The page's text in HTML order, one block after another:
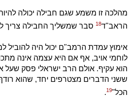
מהלכה זו משמע שגם חבילה יכולה להיות
הראב"ד18 סבר שמשליך החבילה צריך
אימוץ עמדת הרמב"ם יכול היה להוביל
לוחמי אויב, אף אם היא עצמה אינה
הוא עקיף. אולם הרב ישראלי פסק שעל
ששני הדברים מצטרפים יחד, שהוא רודף
הכל"19
.